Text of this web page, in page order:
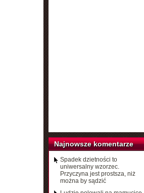
Najnowsze komentarze
Spadek dzietności to
uniwersalny wzorzec.
Przyczyna jest prostsza, niż
można by sądzić